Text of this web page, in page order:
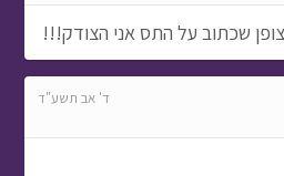
שכתוב על התס אני הצודק!!!
ד' אב תשע"ד